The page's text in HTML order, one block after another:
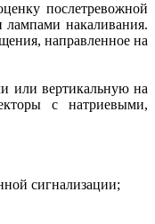
послетревожной
накаливания.
направленное на
или вертикальную на
с натриевыми,
сигнализации;